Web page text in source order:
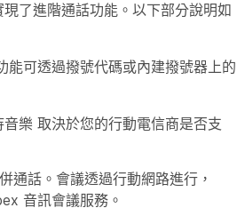
了進階通話功能。以下部分說明如
可透過撥號代碼或內建撥號器上的
音樂 取決於您的行動電信商是否支
通話。會議透過行動網路進行，
音訊會議服務。